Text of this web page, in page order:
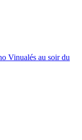
Vinualés au soir du